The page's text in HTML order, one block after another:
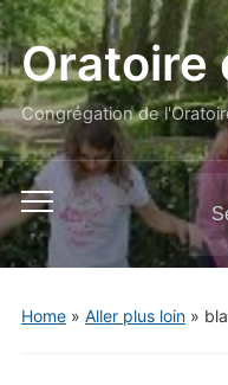
Oratoire
Congrégation de
Toggle
mobile
menu
for:
Home» Aller plus loin»